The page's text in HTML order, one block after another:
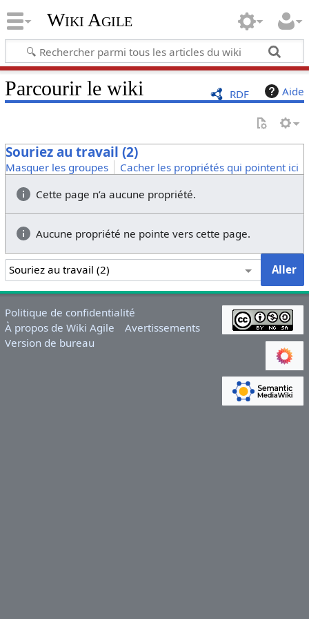
Wiki Agile
RDF Aide
Parcourir le wiki
Souriez au travail (2)
Masquer les groupes
Cacher les propriétés qui pointent ici
Cette page n’a aucune propriété.
Aucune propriété ne pointe vers cette page.
Politique de confidentialité
À propos de Wiki Agile
Avertissements
Version de bureau